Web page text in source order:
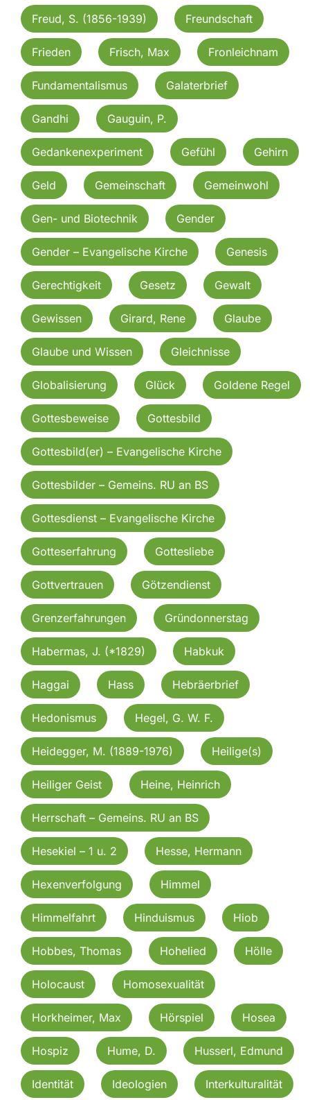
Freud, S. (1856-1939) Freundschaft
Frieden Frisch, Max Fronleichnam
Fundamentalismus Galaterbrief
Gandhi Gauguin, P.
Gedankenexperiment Gefühl Gehirn
Geld Gemeinschaft Gemeinwohl
Gen- und Biotechnik Gender
Gender – Evangelische Kirche Genesis
Gerechtigkeit Gesetz Gewalt
Gewissen Girard, Rene Glaube
Glaube und Wissen Gleichnisse
Globalisierung Glück Goldene Regel
Gottesbeweise Gottesbild
Gottesbild(er) – Evangelische Kirche
Gottesbilder – Gemeins. RU an BS
Gottesdienst – Evangelische Kirche
Gotteserfahrung Gottesliebe
Gottvertrauen Götzendienst
Grenzerfahrungen Gründonnerstag
Habermas, J. (*1829) Habkuk
Haggai Hass Hebräerbrief
Hedonismus Hegel, G. W. F.
Heidegger, M. (1889-1976) Heilige(s)
Heiliger Geist Heine, Heinrich
Herrschaft – Gemeins. RU an BS
Hesekiel – 1 u. 2 Hesse, Hermann
Hexenverfolgung Himmel
Himmelfahrt Hinduismus Hiob
Hobbes, Thomas Hohelied Hölle
Holocaust Homosexualität
Horkheimer, Max Hörspiel Hosea
Hospiz Hume, D. Husserl, Edmund
Identität Ideologien Interkulturalität